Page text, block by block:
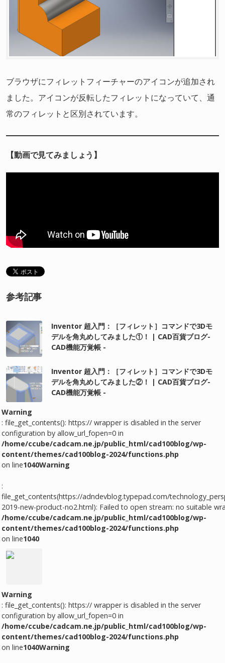
ブラウザにフィレットフィーチャーのアイコンが追加され
ました。アイコンが反転したフィレットになっていて、通
常のフィレットと区別されています。
【動画で見てみましょう】
参考記事
Inventor 超入門：［フィレット］コマンドで3Dモ
デルを角丸めしてみました①！ | CAD百貨ブログ-
CAD機能万覚帳 -
Inventor 超入門：［フィレット］コマンドで3Dモ
デルを角丸めしてみました②！ | CAD百貨ブログ-
CAD機能万覚帳 -
Warning
: file_get_contents(): https:// wrapper is disabled in the server
configuration by allow_url_fopen=0 in
/home/ccube/cadcam.ne.jp/public_html/cad100blog/wp-
content/themes/cad100blog-2024/functions.php
on line1040Warning
:
file_get_contents(https://adndevblog.typepad.com/
2019-new-product-no2.html): Failed to open stream: no suitable
/home/ccube/cadcam.ne.jp/public_html/cad100blog/wp-
content/themes/cad100blog-2024/functions.php
on line1040
Warning
: file_get_contents(): https:// wrapper is disabled in the server
configuration by allow_url_fopen=0 in
/home/ccube/cadcam.ne.jp/public_html/cad100blog/wp-
content/themes/cad100blog-2024/functions.php
on line1040Warning